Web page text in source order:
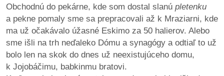
Obchodnú do pekárne, kde som dostal slanú pletenku
a pekne pomaly sme sa prepracovali až k Mraziarni, kde
ma už očakávalo úžasné Eskimo za 50 halierov. Alebo
sme išli na trh neďaleko Dómu a synagógy a odtiaľ to už
bolo len na skok do dnes už neexistujúceho domu,
k Jojobáčimu, babkinmu bratovi.